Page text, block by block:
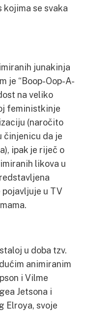
se svaka
junakinja
je “Boop-Oop-A-
na veliko
feministkinje
(naročito
činjenicu da je
ipak je riječ o
likova u
pojavljuje u TV
u doba tzv.
animiranim
i Vilme
Jetsona i
Elroya, svoje